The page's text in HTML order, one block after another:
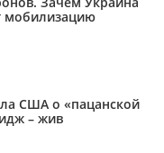
мобилизацию
США о «пацанской
– жив